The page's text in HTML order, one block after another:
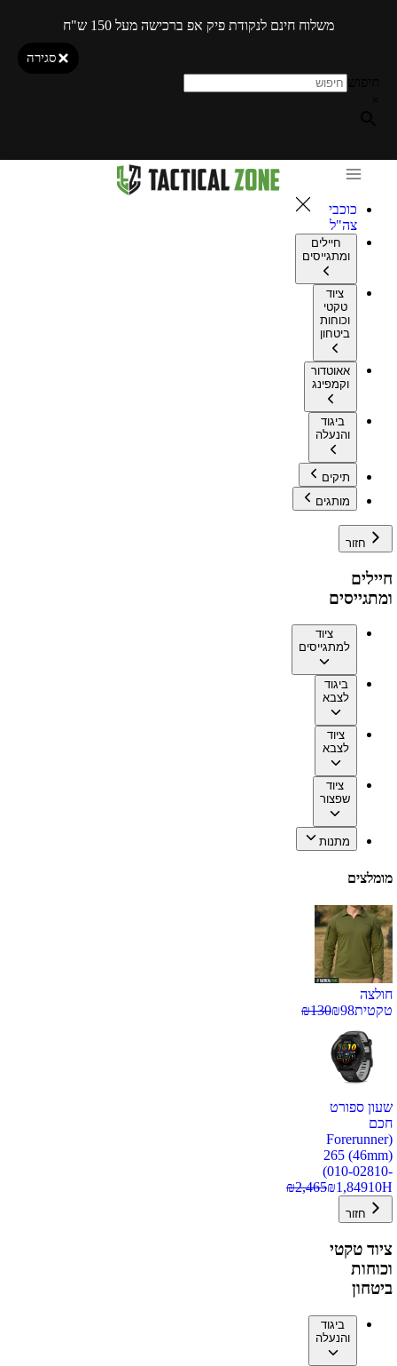
משלוח חינם לנקודת פיק אפ ברכישה מעל 150 ש"ח
סגירה
כוכבי
צה"ל
חיילים
ומתגייסים
ציוד
טקטי
וכוחות
ביטחון
אאוטדור
וקמפינג
ביגוד
והנעלה
תיקים
מותגים
חזור
חיילים
ומתגייסים
ציוד
למתגייסים
ביגוד
לצבא
ציוד
לצבא
ציוד
שפצור
מתנות
מומלצים
חולצה
טקטית
₪98
₪130
שעון ספורט
חכם
(Forerunner
265 (46mm)
(010-02810-
10H
₪1,849
₪2,465
חזור
ציוד טקטי
וכוחות
ביטחון
ביגוד
והנעלה